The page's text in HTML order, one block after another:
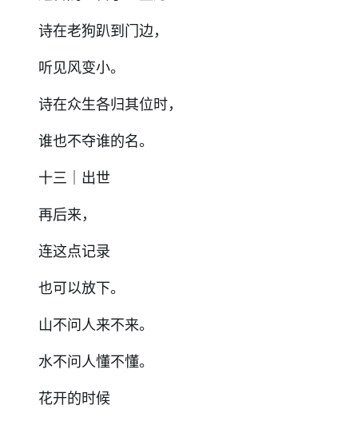
诗在老狗趴到门边，
听见风变小。
诗在众生各归其位时，
谁也不夺谁的名。
十三｜出世
再后来，
连这点记录
也可以放下。
山不问人来不来。
水不问人懂不懂。
花开的时候